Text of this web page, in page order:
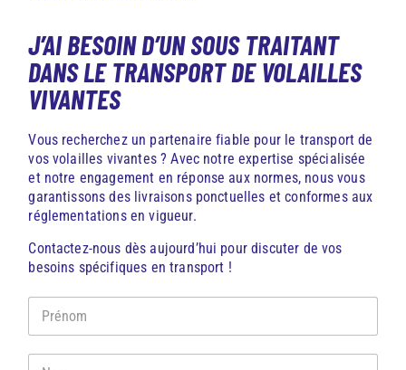
J’AI BESOIN D’UN SOUS TRAITANT
DANS LE TRANSPORT DE VOLAILLES
VIVANTES
Vous recherchez un partenaire fiable pour le transport de
vos volailles vivantes ? Avec notre expertise spécialisée
et notre engagement en réponse aux normes, nous vous
garantissons des livraisons ponctuelles et conformes aux
réglementations en vigueur.
Contactez-nous dès aujourd’hui pour discuter de vos
besoins spécifiques en transport !
é
n